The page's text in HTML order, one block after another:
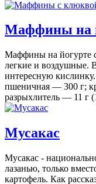
Маффины на
Маффины на йогурте
легкие и воздушные.
интересную
пшеничная — 300 г;
разрыхлитель — 11 г
Мусакас
Мусакас -
лазанью, только
картофель. Как